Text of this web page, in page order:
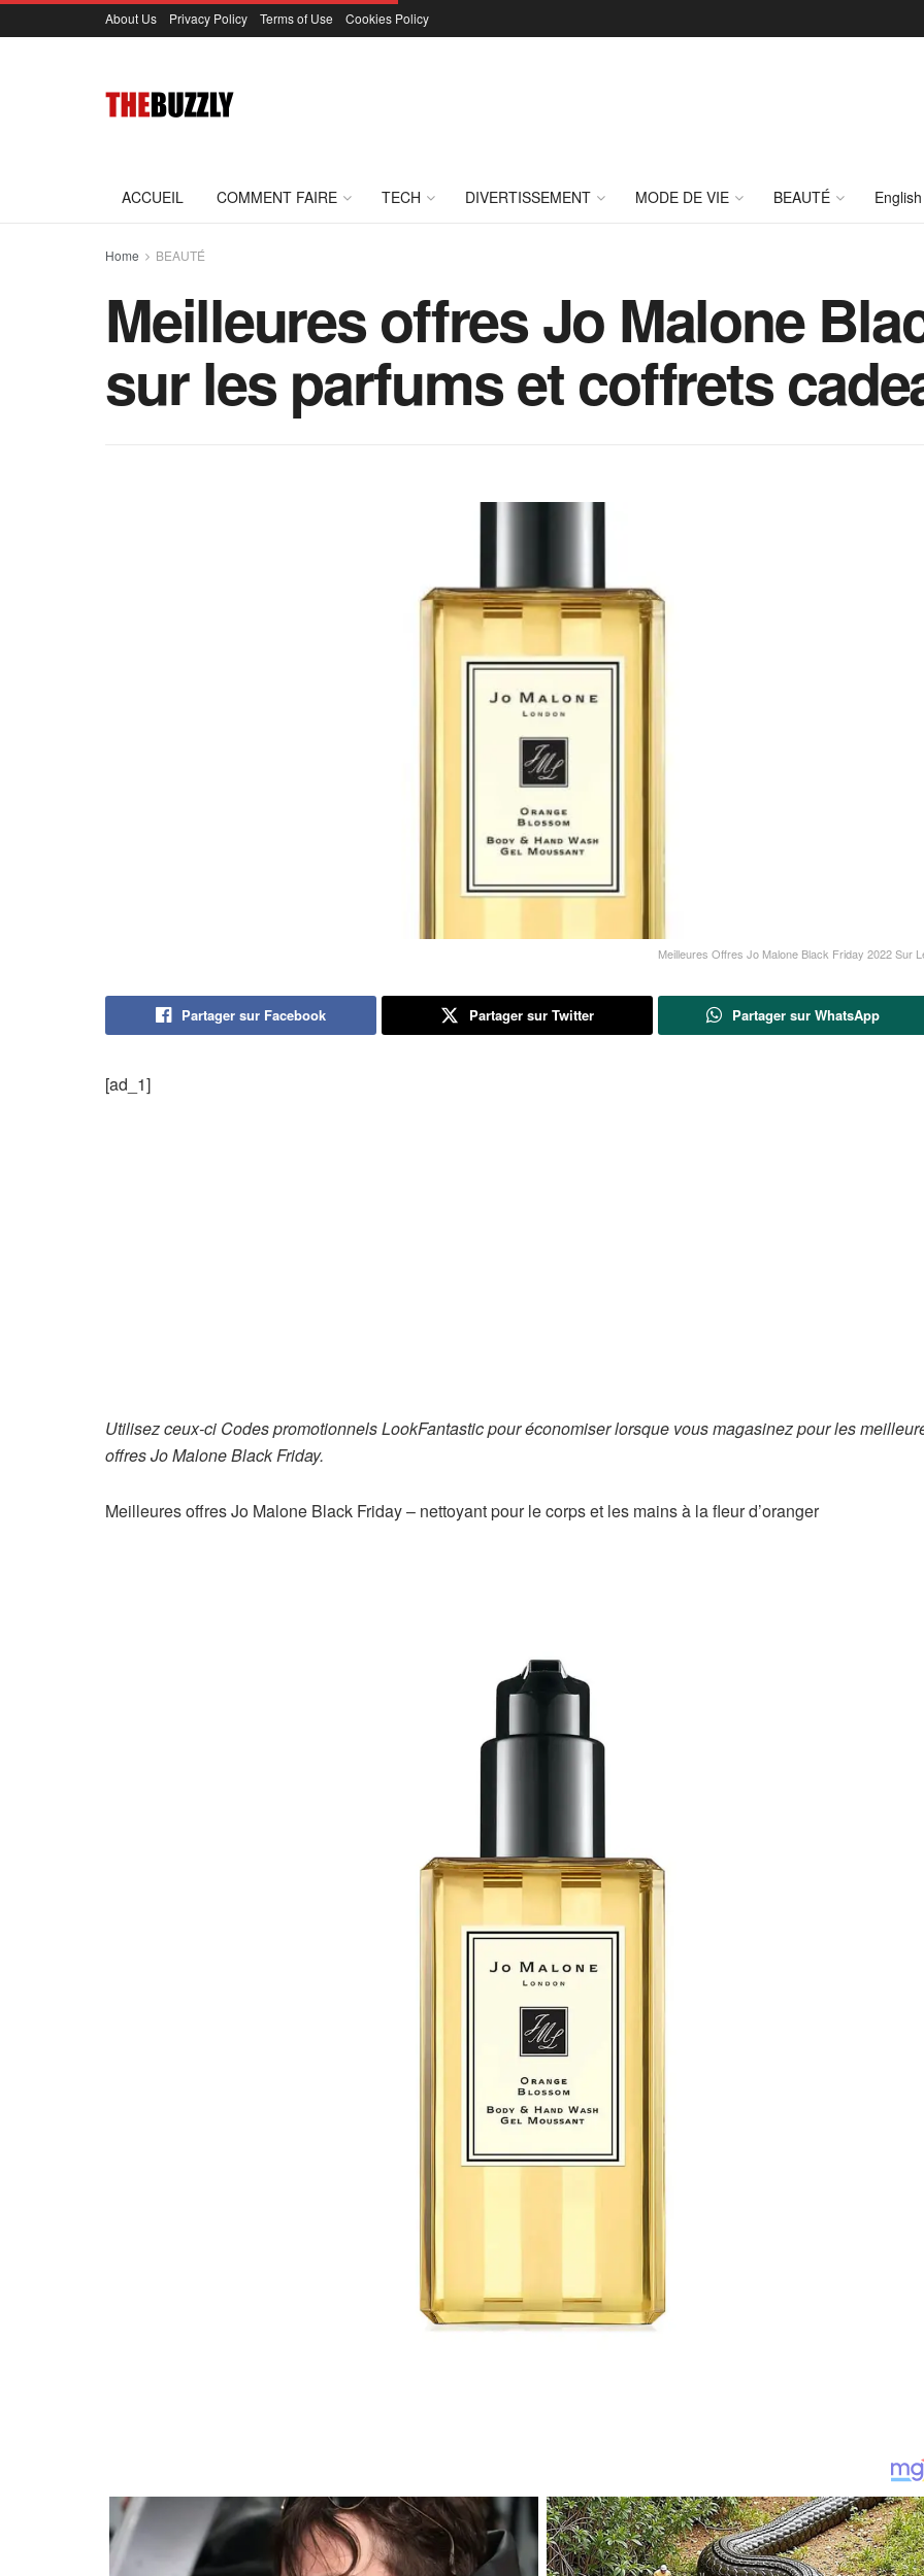
About Us Privacy Policy Terms of Use Cookies Policy
ACCUEIL COMMENT FAIRE TECH DIVERTISSEMENT MODE DE VIE BEAUTÉ
Home BEAUTÉ
Meilleures offres Jo Malone
sur les parfums et coffrets
Meilleures Offres Jo Malone Black Friday 2022 Sur
Partager sur Facebook Partager sur Twitter Partager sur WhatsApp
[ad_1]
Utilisez ceux-ci Codes promotionnels LookFantasticpour économiser lorsque vous magasinez pour les
offres Jo Malone Black Friday.
Meilleures offres Jo Malone Black Friday – nettoyant pour le corps et les mains à la fleur d’oranger